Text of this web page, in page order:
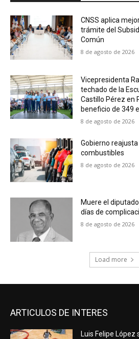
CNSS aplica
trámite del
Común
8 de agosto de 2026
Vicepresidenta
techado de la
Castillo Pérez en
beneficio de 349
8 de agosto de 2026
Gobierno
combustibles
8 de agosto de 2026
Muere el
días de
8 de agosto de 2026
Load more
ARTICULOS DE INTERES
Luis Felipe López